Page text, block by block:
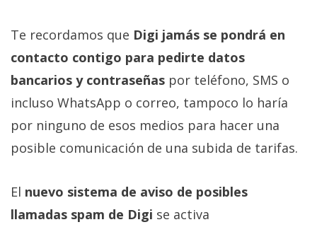
Te recordamos que Digi jamás se pondrá en
contacto contigo para pedirte datos
bancarios y contraseñas por teléfono, SMS o
incluso WhatsApp o correo, tampoco lo haría
por ninguno de esos medios para hacer una
posible comunicación de una subida de tarifas.
El nuevo sistema de aviso de posibles
llamadas spam de Digi se activa